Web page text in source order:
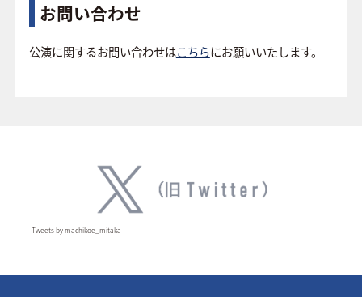
お問い合わせ
公演に関するお問い合わせはこちらにお願いいたします。
Tweets by machikoe_mitaka